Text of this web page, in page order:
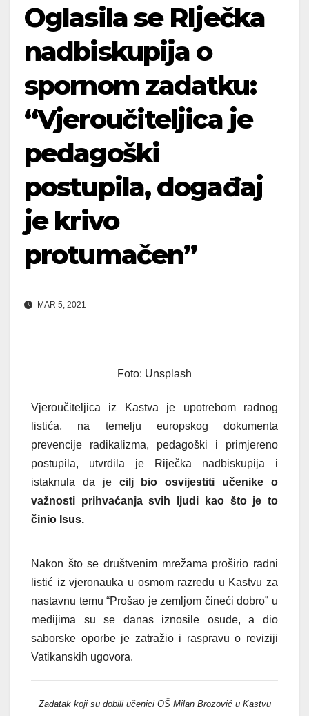
Oglasila se RIječka
nadbiskupija o
spornom zadatku:
“Vjeroučiteljica je
pedagoški
postupila, događaj
je krivo
protumačen”
MAR 5, 2021
Foto: Unsplash
Vjeroučiteljica iz Kastva je upotrebom radnog
listića, na temelju europskog dokumenta
prevencije radikalizma, pedagoški i primjereno
postupila, utvrdila je Riječka nadbiskupija i
istaknula da je cilj bio osvijestiti učenike o
važnosti prihvaćanja svih ljudi kao što je to
činio Isus.
Nakon što se društvenim mrežama proširio radni
listić iz vjeronauka u osmom razredu u Kastvu za
nastavnu temu “Prošao je zemljom čineći dobro” u
medijima su se danas iznosile osude, a dio
saborske oporbe je zatražio i raspravu o reviziji
Vatikanskih ugovora.
Zadatak koji su dobili učenici OŠ Milan Brozović u Kastvu